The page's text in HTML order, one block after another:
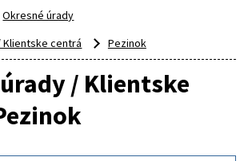
Okresné úrady
centrá
Pezinok
/ Klientske